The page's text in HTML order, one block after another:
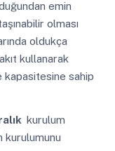
emin
olması
oldukça
kullanarak
kapasitesine sahip
kurulum
kurulumunu